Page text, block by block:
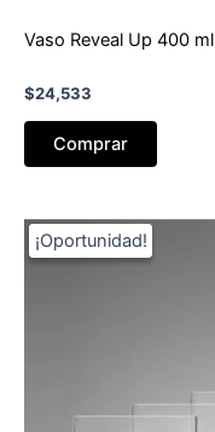
Vaso Reveal Up 400 ml
$24,533
Comprar